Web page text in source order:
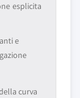
esplicita
e
curva